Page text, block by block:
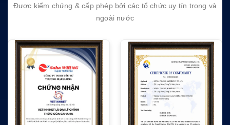
Được kiểm chứng & cấp phép bởi các tổ chức uy tín trong và
ngoài nước